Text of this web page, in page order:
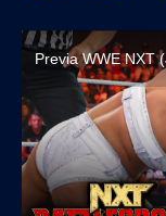
Previa WWE NXT